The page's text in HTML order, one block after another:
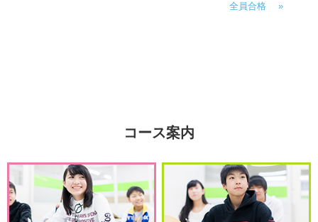
全員合格 »
コース案内